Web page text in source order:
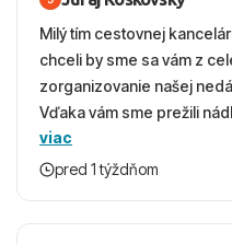
Milý tím cestovnej
chceli by sme sa vám z
zorganizovanie našej
Vďaka vám sme prežili
ešte dlho s úsmevom
absolútne hladko – od
viac
pred 1 týždňom